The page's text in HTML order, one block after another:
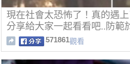
現在社會太恐怖了！真的遇
分享給大家一起看看吧..防範
571861觀看